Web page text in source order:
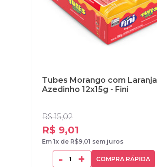
Tubes Morango com Laranja
Azedinho 12x15g - Fini
R$ 15,02
R$ 9,01
Em 1x de R$9,01 sem juros
- + COMPRA RÁPIDA